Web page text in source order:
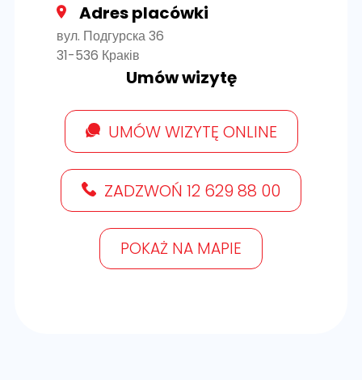
Adres placówki
вул. Подгурска 36
31-536 Краків
Umów wizytę
UMÓW WIZYTĘ ONLINE
ZADZWOŃ 12 629 88 00
POKAŻ NA MAPIE